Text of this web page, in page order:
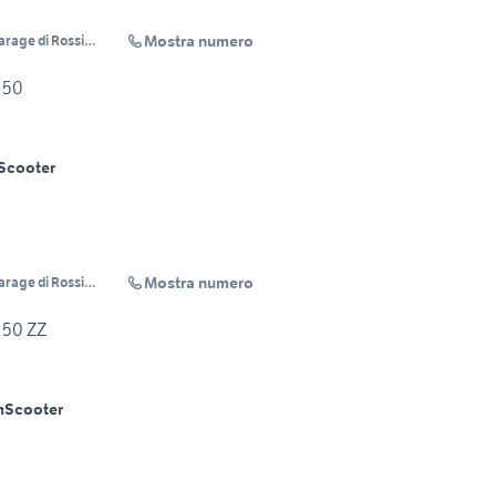
di Rossi Mostra numero
di Rossi Mostra numero
ZZ
Scooter